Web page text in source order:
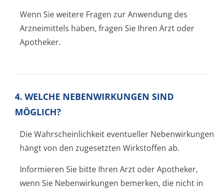
Wenn Sie weitere Fragen zur Anwendung des
Arzneimittels haben, fragen Sie Ihren Arzt oder
Apotheker.
4. WELCHE NEBENWIRKUNGEN SIND
MÖGLICH?
Die Wahrscheinlichkeit eventueller Nebenwirkungen
hängt von den zugesetzten Wirkstoffen ab.
Informieren Sie bitte Ihren Arzt oder Apotheker,
wenn Sie Nebenwirkungen bemerken, die nicht in